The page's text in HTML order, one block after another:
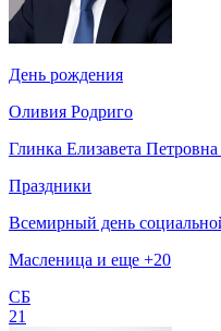
День рождения
Оливия Родриго
Глинка Елизавета
Праздники
Всемирный день
Масленица и еще +20
СБ
21